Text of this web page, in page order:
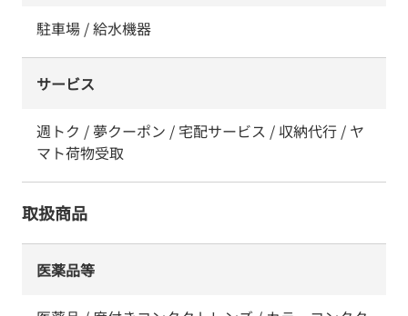
駐車場 / 給水機器
サービス
週トク / 夢クーポン / 宅配サービス / 収納代行 / ヤ
マト荷物受取
取扱商品
医薬品等